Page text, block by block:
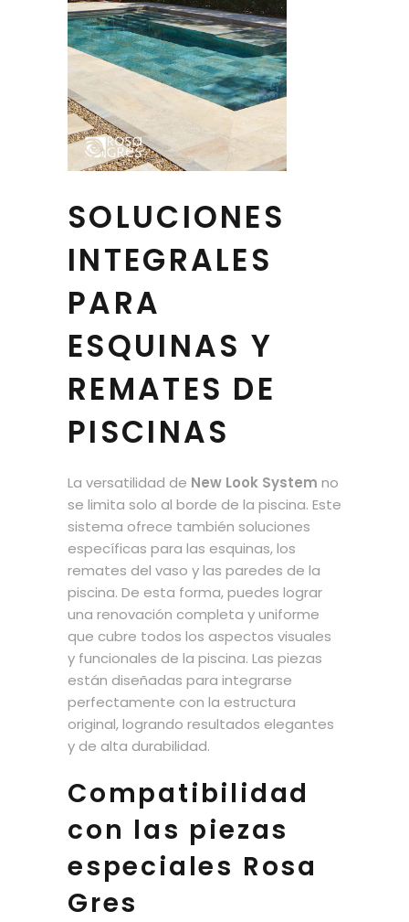
SOLUCIONES
INTEGRALES
PARA
ESQUINAS Y
REMATES DE
PISCINAS
La versatilidad de New Look System no
se limita solo al borde de la piscina. Este
sistema ofrece también soluciones
específicas para las esquinas, los
remates del vaso y las paredes de la
piscina. De esta forma, puedes lograr
una renovación completa y uniforme
que cubre todos los aspectos visuales
y funcionales de la piscina. Las piezas
están diseñadas para integrarse
perfectamente con la estructura
original, logrando resultados elegantes
y de alta durabilidad.
Compatibilidad
con las piezas
especiales Rosa
Gres